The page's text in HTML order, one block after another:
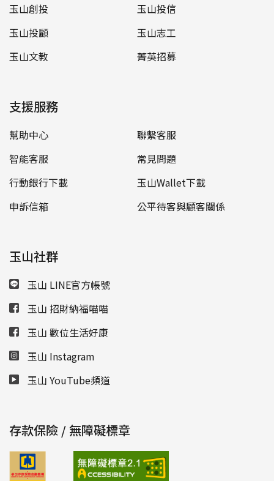
玉山創投
玉山投信
玉山投顧
玉山志工
玉山文教
菁英招募
支援服務
幫助中心
聯繫客服
智能客服
常見問題
行動銀行下載
玉山Wallet下載
申訴信箱
公平待客與顧客關係
玉山社群
玉山 LINE官方帳號
玉山 招財納福喵喵
玉山 數位生活好康
玉山 Instagram
玉山 YouTube頻道
存款保險 / 無障礙標章